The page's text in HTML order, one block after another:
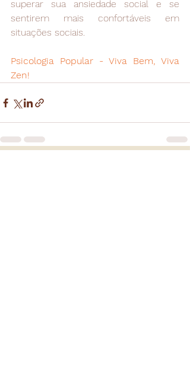
superar sua ansiedade social e se
sentirem mais confortáveis em
situações sociais.
Psicologia Popular - Viva Bem, Viva
Zen!